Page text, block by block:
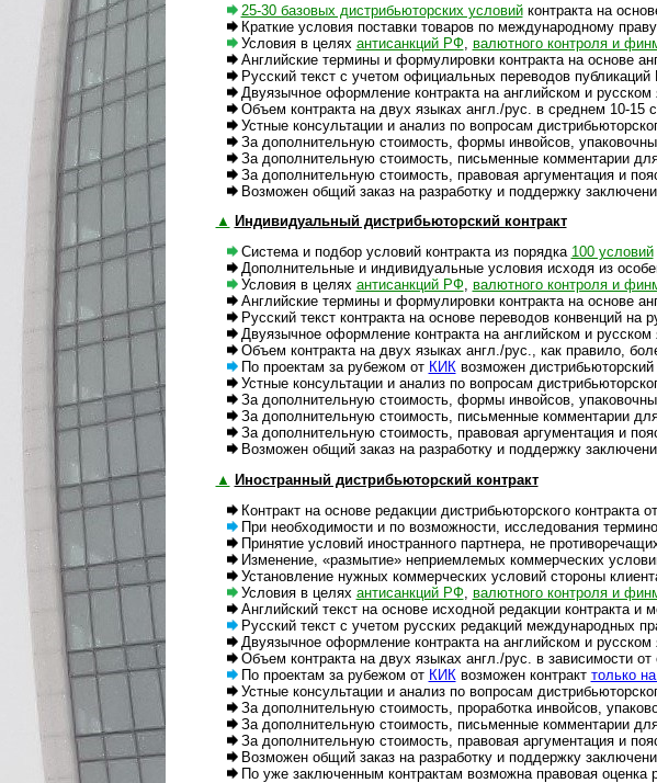
25-30 базовых дистрибьюторских условийконт­ра­кта на
Краткие условия поставки товаров по международному
Условия в целях антисанкций РФ, валютного конт­роля и
Английские термины и формулировки контракта на основе
Русский текст с учетом официальных перево­дов
Двуязычное оформление контракта на англий­ском и рус­ском
Объем контракта на двух языках англ./рус. в сред­нем 10-15
Устные консультации и анализ по вопросам
За дополнительную стоимость, формы инвойсов,
За дополнительную стоимость, письменные комментарии
За дополнительную стоимость, правовая аргумента­ция и
Возможен общий заказ на разработку и поддержку
▲ Индивидуальный дистрибьюторский контракт
Система и подбор условий контракта из порядка 100 условий
Дополнительные и индивидуальные условия исходя из
Условия в целях антисанкций РФ, валютного конт­роля и
Английские термины и формулировки контракта на основе
Русский текст контракта на основе переводов кон­вен­ций на
Двуязычное оформление контракта на английском и рус­ском
Объем контракта на двух языках англ./рус., как пра­вило,
По проектам за рубежом от КИКвозможен дист­ри­бью­тор­с­кий
Устные консультации и анализ по вопросам
За дополнительную стоимость, формы инвойсов,
За дополнительную стоимость, письменные ком­мен­та­рии
За дополнительную стоимость, правовая аргу­мен­та­ция и
Возможен общий заказ на разработку и поддержку
▲ Иностранный дистрибьюторский контракт
Контракт на основе редакции дистрибьюторского контракта
При необходимости и по возможности, исследования
Принятие условий иностранного партнера, не
Изменение, «размытие» неприемлемых коммер­чес­ких
Установление нужных коммерческих условий сто­роны
Условия в целях антисанкций РФ, валютного конт­роля и
Английский текст на основе исходной редакции конт­ракта и
Русский текст с учетом русских редакций между­на­род­ных
Двуязычное оформление контракта на английском и рус­ском
Объем контракта на двух языках англ./рус. в зависимости от
По проектам за рубежом от КИК возможен контракт только
Устные консультации и анализ по вопросам
За дополнительную стоимость, проработка инвойсов,
За дополнительную стоимость, письменные комментарии
За дополнительную стоимость, правовая аргу­мен­тация и
Возможен общий заказ на разработку и под­дер­жку
По уже заключенным контрактам возможна правовая оценка